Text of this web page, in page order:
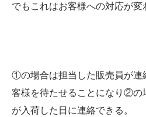
でもこれはお客様への対応が変
①の場合は担当した販売員が連
客様を待たせることになり②の
が入荷した日に連絡できる。